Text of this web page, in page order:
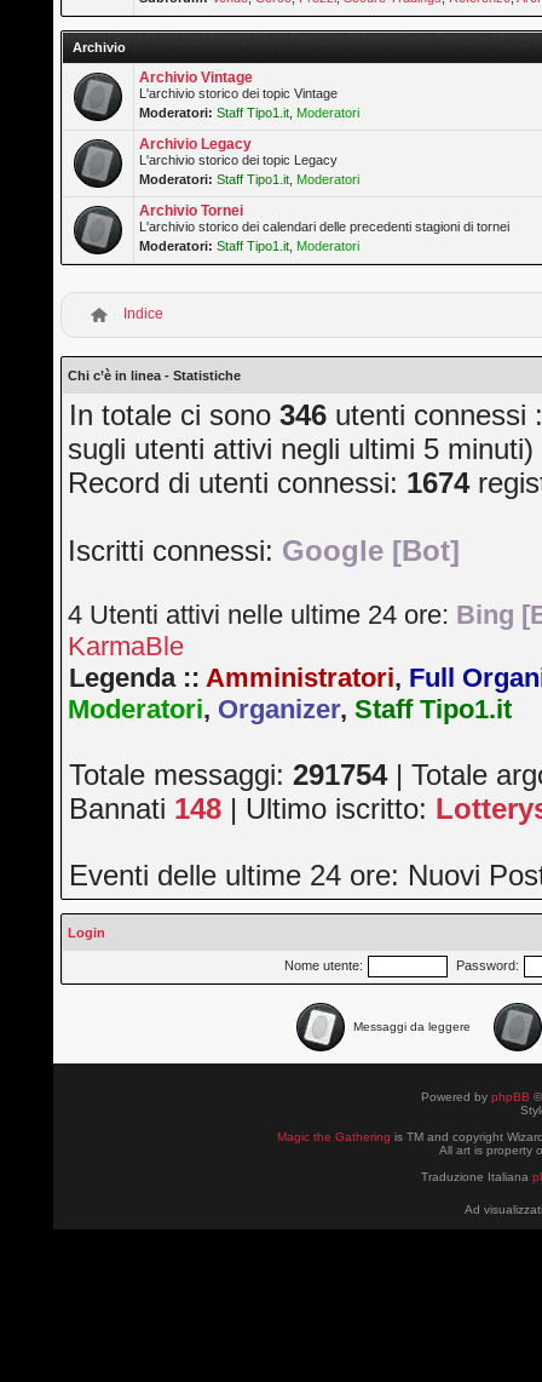
Archivio
Archivio Vintage
L'archivio storico dei topic Vintage
Moderatori: Staff Tipo1.it Moderatori
Archivio Legacy
L'archivio storico dei topic Legacy
Moderatori: Staff Tipo1.it Moderatori
Archivio Tornei
L'archivio storico dei calendari delle precedenti stagioni di tornei
Moderatori: Staff Tipo1.it Moderatori
Indice
Chi c’è in linea - Statistiche
In totale ci sono346 utenti connessi
sugli utenti attivi negli ultimi 5 minuti)
Record di utenti connessi: 1674
Iscritti connessi: Google [Bot]
4 Utenti attivi nelle ultime 24 ore: Bing
KarmaBle
Legenda ::Amministratori, Full
Moderatori, Organizer,Staff Tipo1.it
Totale messaggi:291754| Totale
Bannati 148 | Ultimo iscritto:
Eventi delle ultime 24 ore: Nuovi
Login
Nome utente: Password:
Messaggi da leggere
Powered by phpBB
Magic the Gathering is TM and copyright
All art is property
Traduzione Italiana
Ad